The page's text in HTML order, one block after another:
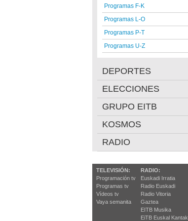
Programas F-K
Programas L-O
Programas P-T
Programas U-Z
DEPORTES
ELECCIONES
GRUPO EITB
KOSMOS
RADIO
TELEVISIÓN:
Programación tv
Programas tv
Vídeos tv
Vaya semanita
RADIO:
Euskadi Irratia
Radio Euskadi
Radio Vitoria
Gaztea
EITB Musika
EiTB Euskal Kantak